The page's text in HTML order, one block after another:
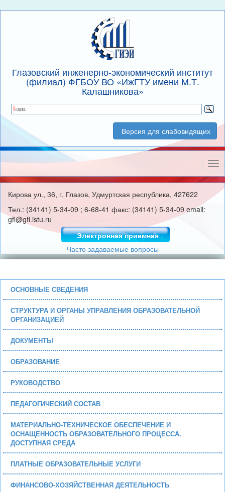
Глазовский инженерно-экономический институт
(филиал) ФГБОУ ВО «ИжГТУ имени М.Т.
Калашникова»
Версия для слабовидящих
Кирова ул., 36, г. Глазов, Удмуртская республика, 427622
Тел.: (34141) 5-34-09 ; 6-68-41 факс: (34141) 5-34-09 email:
gfi@gfi.istu.ru
Электронная приемная
Часто задаваемые вопросы
ОСНОВНЫЕ СВЕДЕНИЯ
СТРУКТУРА И ОРГАНЫ УПРАВЛЕНИЯ ОБРАЗОВАТЕЛЬНОЙ
ОРГАНИЗАЦИЕЙ
ДОКУМЕНТЫ
ОБРАЗОВАНИЕ
РУКОВОДСТВО
ПЕДАГОГИЧЕСКИЙ СОСТАВ
МАТЕРИАЛЬНО-ТЕХНИЧЕСКОЕ ОБЕСПЕЧЕНИЕ И
ОСНАЩЕННОСТЬ ОБРАЗОВАТЕЛЬНОГО ПРОЦЕССА.
ДОСТУПНАЯ СРЕДА
ПЛАТНЫЕ ОБРАЗОВАТЕЛЬНЫЕ УСЛУГИ
ФИНАНСОВО-ХОЗЯЙСТВЕННАЯ ДЕЯТЕЛЬНОСТЬ